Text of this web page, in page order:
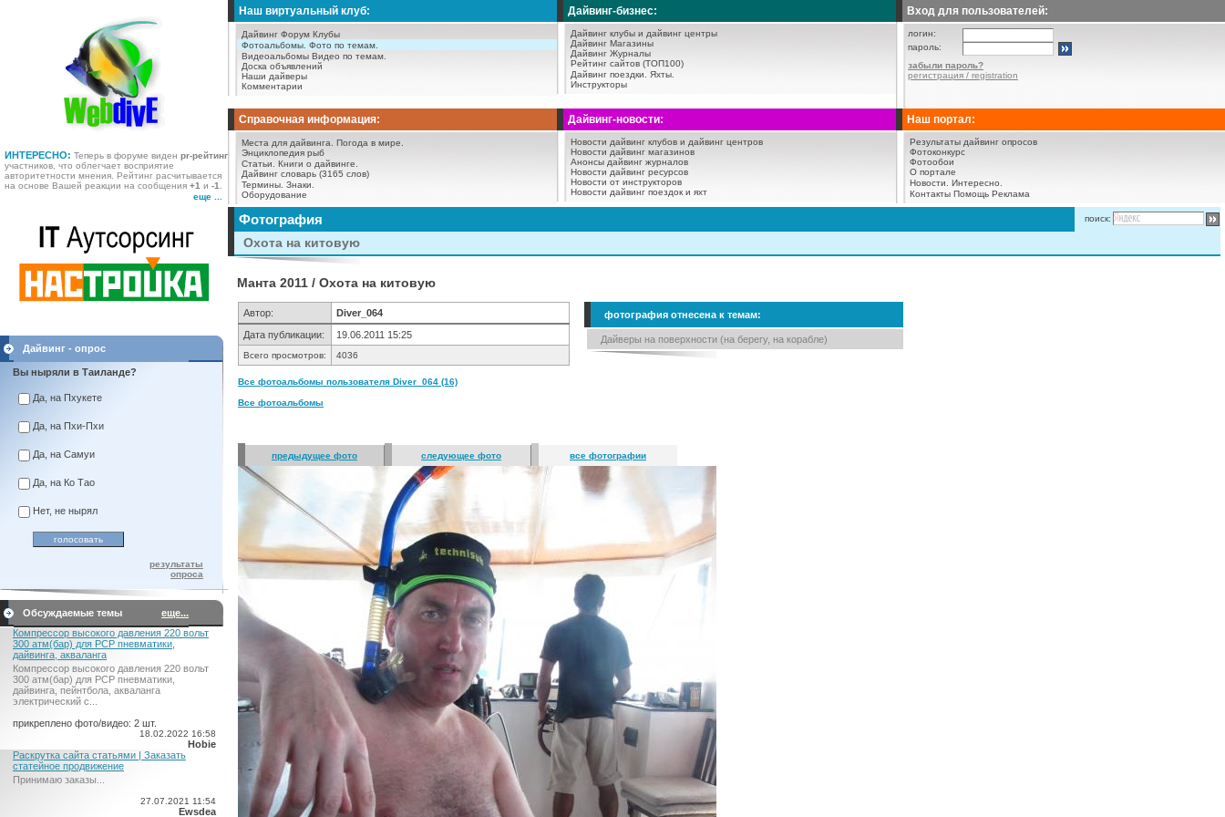
ИНТЕРЕСНО: Теперь в форуме виден pr-рейтинг
участников, что облегчает восприятие
авторитетности мнения. Рейтинг расчитывается
на основе Вашей реакции на сообщения +1 и -1
еще ...
Наш виртуальный клуб:
Дайвинг Форум Клубы
Фотоальбомы. Фото по темам.
Видеоальбомы Видео по темам.
Доска объявлений
Наши дайверы
Комментарии
Дайвинг-бизнес:
Дайвинг клубы и дайвинг центры
Дайвинг Магазины
Дайвинг Журналы
Рейтинг сайтов (ТОП100)
Дайвинг поездки.
Яхты.
Инструкторы
Вход для пользователей:
логин:
пароль:
забыли пароль?
регистрация / registration
Справочная информация:
Места для дайвинга.
Погода в мире.
Энциклопедия рыб
Статьи.
Книги о дайвинге.
Дайвинг словарь (3165 слов)
Термины. Знаки.
Оборудование
Дайвинг-новости:
Новости дайвинг клубов и дайвинг центров
Новости дайвинг магазинов
Анонсы дайвинг журналов
Новости дайвинг ресурсов
Новости от инструкторов
Новости дайвинг поездок и яхт
Наш портал:
Результаты дайвинг опросов
Фотоконкурс
Фотообои
О портале
Новости.
Интересно.
Контакты Помощь Реклама
Дайвинг - опрос
Вы ныряли в Таиланде?
Да, на Пхукете
Да, на Пхи-Пхи
Да, на Самуи
Да, на Ко Тао
Нет, не нырял
результаты
опроса
Обсуждаемые темы
еще...
Компрессор высокого давления 220 вольт
300 атм(бар) для PCP пневматики,
дайвинга, акваланга
Компрессор высокого давления 220 вольт
300 атм(бар) для PCP пневматики,
дайвинга, пейнтбола, акваланга
электрический c...
прикреплено фото/видео: 2 шт.
18.02.2022 16:58
Hobie
Раскрутка сайта статьями | Заказать
статейное продвижение
Принимаю заказы...
27.07.2021 11:54
Ewsdea
Фотография поиск:
Охота на китовую
Манта 2011 / Охота на китовую
Автор:
Diver_064
Дата публикации:
19.06.2011 15:25
Всего просмотров: 4036
Все фотоальбомы пользователя Diver_064 (16)
Все фотоальбомы
фотография отнесена к темам:
Дайверы на поверхности (на берегу, на корабле)
предыдущее фото следующее фото все фотографии